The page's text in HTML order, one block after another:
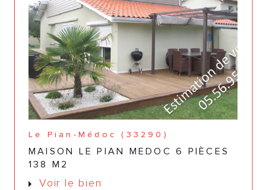
Le Pian-Médoc (33290)
MAISON LE PIAN MEDOC 6 PIÈCES
138 M2
Voir le bien